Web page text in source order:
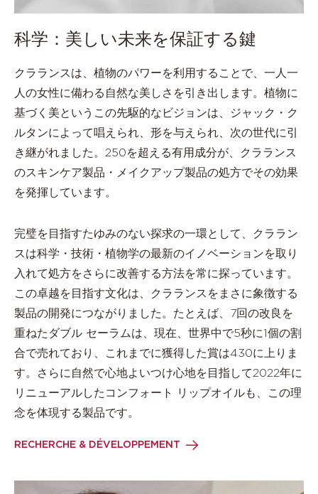
科学：美しい未来を保証する鍵
クラランスは、植物のパワーを利用することで、一人一
人の女性に備わる自然な美しさを引き出します。植物に
基づく美というこの先駆的なビジョンは、ジャック・ク
ルタンによって唱えられ、形を与えられ、次の世代に引
き継がれました。250を超える有用成分が、クラランス
のスキンケア製品・メイクアップ製品の処方でその効果
を発揮しています。
完璧を目指すたゆみのない探求の一環として、クララン
スは科学・技術・植物学の最新のイノベーションを取り
入れて処方をさらに改善する方法を常に探っています。
この卓越を目指す文化は、クラランスをまさに象徴する
製品の開発につながりました。たとえば、7回の改良を
重ねたダブル セーラムは、現在、世界中で5秒に1個の割
合で売れており、これまでに獲得した賞は430に上りま
す。さらに自然で心地よいつけ心地を目指して2022年に
リニューアルしたコンフォート リップオイルも、この理
念を体現する製品です。
RECHERCHE & DÉVELOPPEMENT